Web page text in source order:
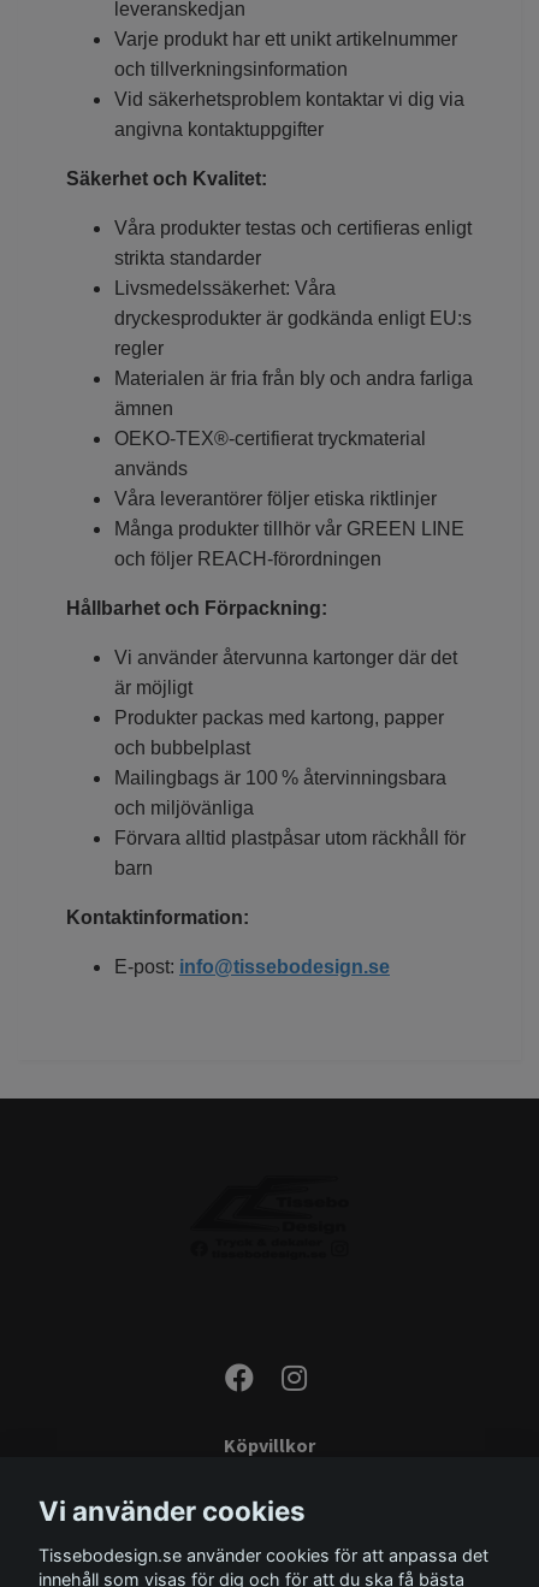
leveranskedjan
Varje produkt har ett unikt artikelnummer
och tillverkningsinformation
Vid säkerhetsproblem kontaktar vi dig via
angivna kontaktuppgifter
Säkerhet och Kvalitet:
Våra produkter testas och certifieras enligt
strikta standarder
Livsmedelssäkerhet: Våra
dryckesprodukter är godkända enligt EU:s
regler
Materialen är fria från bly och andra farliga
ämnen
OEKO-TEX®-certifierat tryckmaterial
används
Våra leverantörer följer etiska riktlinjer
Många produkter tillhör vår GREEN LINE
och följer REACH-förordningen
Hållbarhet och Förpackning:
Vi använder återvunna kartonger där det
är möjligt
Produkter packas med kartong, papper
och bubbelplast
Mailingbags är 100 % återvinningsbara
och miljövänliga
Förvara alltid plastpåsar utom räckhåll för
barn
Kontaktinformation:
E-post: info@tissebodesign.se
Köpvillkor
Monteringsinstruktioner
Miljö
Vi använder cookies
Tissebodesign.se använder cookies för att anpassa det
innehåll som visas för dig och för att du ska få bästa